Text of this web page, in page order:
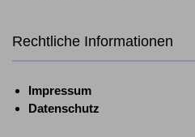
Rechtliche Informationen
Impressum
Datenschutz